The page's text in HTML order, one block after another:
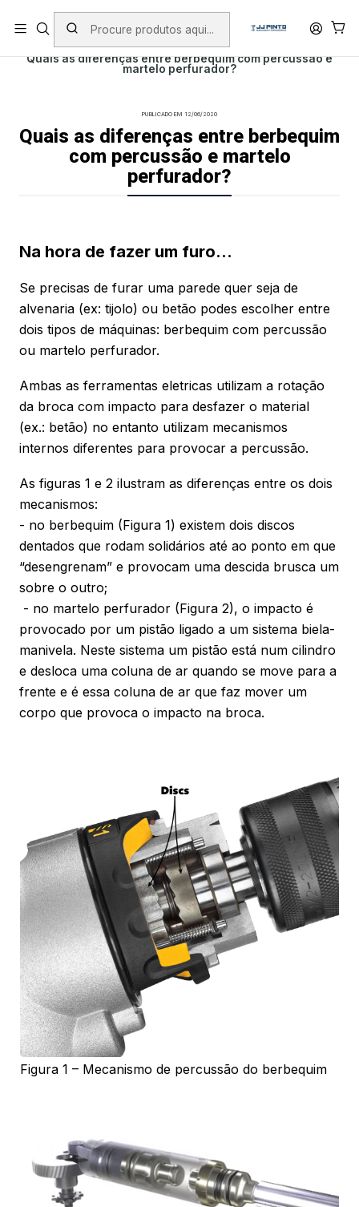
PORTES INCLUÍDOS EM ENCOMENDAS +75€ (excepto ilhas)
Início
Post
Quais as diferenças entre berbequim com percussão e
martelo perfurador?
PUBLICADO EM 12/06/2020
Quais as diferenças entre berbequim
com percussão e martelo
perfurador?
Na hora de fazer um furo…
Se precisas de furar uma parede quer seja de
alvenaria (ex: tijolo) ou betão podes escolher entre
dois tipos de máquinas: berbequim com percussão
ou martelo perfurador.
Ambas as ferramentas eletricas utilizam a rotação
da broca com impacto para desfazer o material
(ex.: betão) no entanto utilizam mecanismos
internos diferentes para provocar a percussão.
As figuras 1 e 2 ilustram as diferenças entre os dois
mecanismos:
- no berbequim (Figura 1) existem dois discos
dentados que rodam solidários até ao ponto em que
“desengrenam” e provocam uma descida brusca um
sobre o outro;
- no martelo perfurador (Figura 2), o impacto é
provocado por um pistão ligado a um sistema biela-
manivela. Neste sistema um pistão está num cilindro
e desloca uma coluna de ar quando se move para a
frente e é essa coluna de ar que faz mover um
corpo que provoca o impacto na broca.
Figura 1 – Mecanismo de percussão do berbequim